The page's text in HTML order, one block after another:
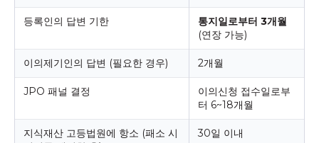
등록인의 답변 기한
통지일로부터 3개월
(연장 가능)
이의제기인의 답변 (필요한 경우) 2개월
JPO 패널 결정
이의신청 접수일로부
터 6~18개월
지식재산 고등법원에 항소 (패소 시
30일 이내